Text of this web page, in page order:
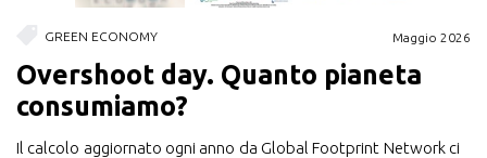
Maggio 2026
GREEN ECONOMY
Overshoot day. Quanto pianeta
consumiamo?
Il calcolo aggiornato ogni anno da Global Footprint Network ci